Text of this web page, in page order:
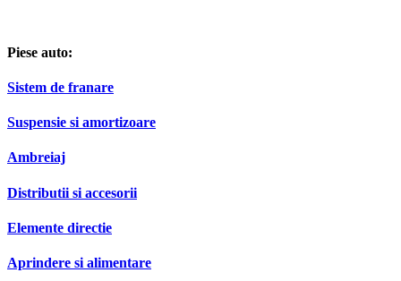
Piese auto:
Sistem de franare
Suspensie si amortizoare
Ambreiaj
Distributii si accesorii
Elemente directie
Aprindere si alimentare